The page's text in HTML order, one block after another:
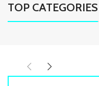
TOP CATEGORIES